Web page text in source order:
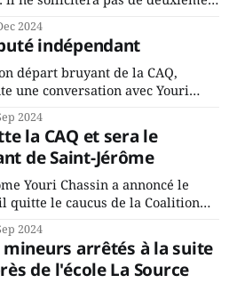
Saint-Jérôme. Bourcier en a
aux employés de la ville,
leur traditionnel souper
2024
indépendant
départ bruyant de la CAQ,
une conversation avec Youri
de sa décision. Y songeait-il
t-il candidat indépendant dans 2
parti, par exemple les
Que lui
2024
la CAQ et sera le
de Saint-Jérôme
Youri Chassin a annoncé le
quitte le caucus de la Coalition
Legault parce qu'il est déçu du
surtout de son incapacité, qu'il
2024
arrêtés à la suite
de l'école La Source